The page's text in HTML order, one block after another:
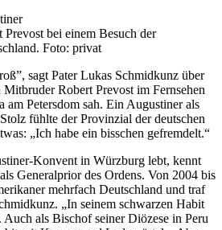
bei einem Besuch der
Foto: privat
sagt Pater Lukas Schmidkunz über
Robert Prevost im Fernsehen
am Petersdom sah. Ein Augustiner als
fühlte der Provinzial der deutschen
„Ich habe ein bisschen gefremdelt.“
Konvent in Würzburg lebt, kennt
Generalprior des Ordens. Von 2004 bis
mehrfach Deutschland und traf
„In seinem schwarzen Habit
Auch als Bischof seiner Diözese in Peru